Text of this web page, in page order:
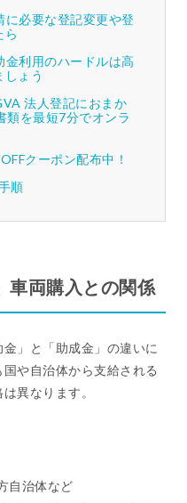
に必要な登記変更や登
ら
金利用のハードルは高
ょう
法人登記におまか
類を最短7分でオンラ
クーポン配布中！
順
車両購入との関係
」と「助成金」の違いに
や自治体から支給される
異なります。
自治体など